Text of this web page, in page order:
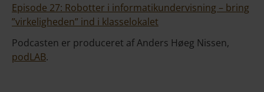
Episode 27: Robotter i informatikundervisning – bring
”virkeligheden” ind i klasselokalet
Podcasten er produceret af Anders Høeg Nissen,
podLAB.